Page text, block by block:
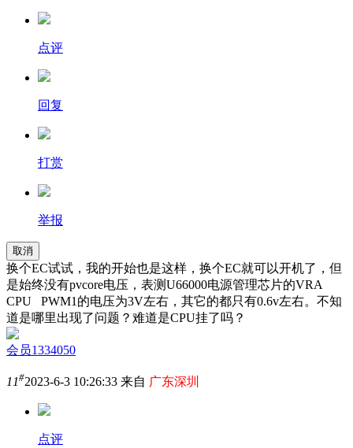
点评
回复
打赏
举报
取消
换个EC试试，我的开始也是这样，换个EC就可以开机了，但
是始终没有pvcore电压，表测U66000电源管理芯片的VRA
CPU PWM1的电压为3V左右，其它的都只有0.6v左右。不知
道是哪里出现了问题？难道是CPU挂了吗？
会员1334050
11#2023-6-3 10:26:33 来自 广东深圳
点评